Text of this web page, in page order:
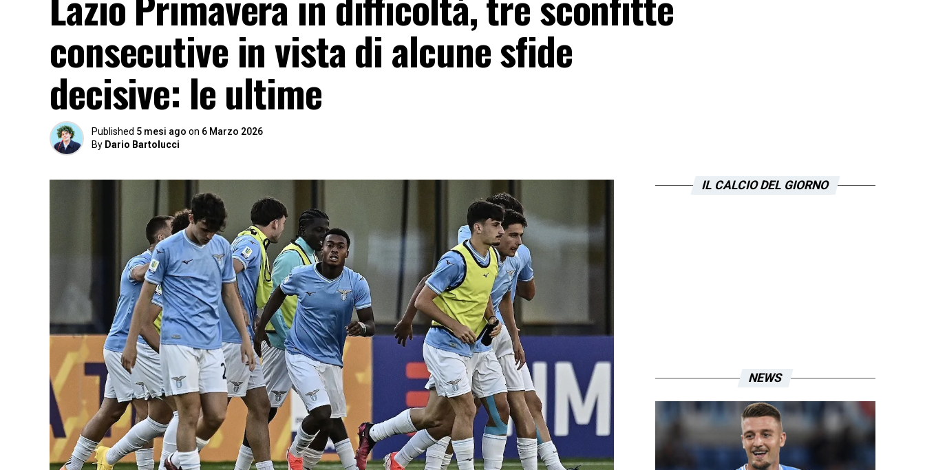
consecutive in vista di alcune sfide
decisive: le ultime
Published 5 mesi ago on 6 Marzo 2026
By Dario Bartolucci
IL CALCIO DEL GIORNO
NEWS